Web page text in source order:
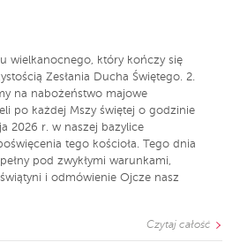
wielkanocnego, który kończy się
Zesłania Ducha Świętego. 2.
na nabożeństwo majowe
po każdej Mszy świętej o godzinie
2026 r. w naszej bazylice
tego kościoła. Tego dnia
pod zwykłymi warunkami,
i odmówienie Ojcze nasz
Czytaj całość